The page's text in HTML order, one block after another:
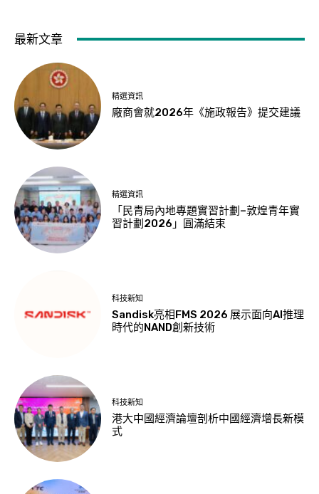
最新文章
精選資訊
廠商會就2026年《施政報告》提交建議
精選資訊
「民青局內地專題實習計劃–敦煌青年實
習計劃2026」圓滿結束
科技新知
Sandisk亮相FMS 2026 展示面向AI推理
時代的NAND創新技術
科技新知
港大中國經濟論壇剖析中國經濟增長新模
式